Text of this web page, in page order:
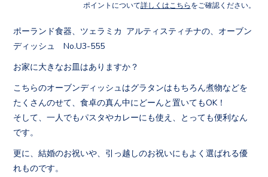
ポイントについて詳しくはこちら をご確認ください。
ポーランド食器、ツェラミカ アルティスティチナの、オーブン
ディッシュ No.U3-555
お家に大きなお皿はありますか？
こちらのオーブンディッシュはグラタンはもちろん煮物などを
たくさんのせて、食卓の真ん中にどーんと置いてもOK！
そして、一人でもパスタやカレーにも使え、とっても便利なん
です。
更に、結婚のお祝いや、引っ越しのお祝いにもよく選ばれる優
れものです。